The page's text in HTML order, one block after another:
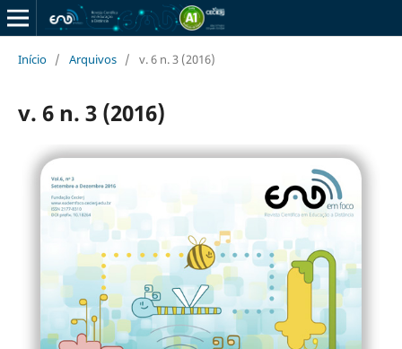
Início / Arquivos / v. 6 n. 3 (2016)
v. 6 n. 3 (2016)